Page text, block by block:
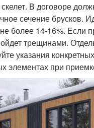
В договоре
сечение брусков.
более 14-16%. Если
трещинами.
указания
элементах при